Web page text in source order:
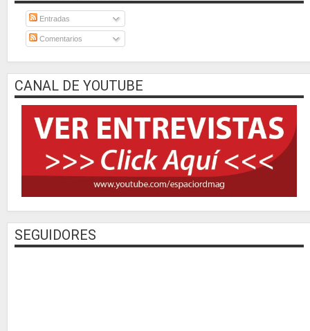
Entradas
Comentarios
CANAL DE YOUTUBE
SEGUIDORES